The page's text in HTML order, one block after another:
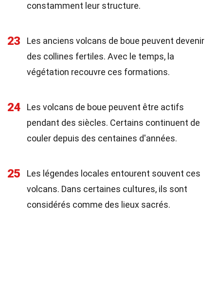
constamment leur structure.
23
Les anciens volcans de boue peuvent devenir
des collines fertiles. Avec le temps, la
végétation recouvre ces formations.
24
Les volcans de boue peuvent être actifs
pendant des siècles. Certains continuent de
couler depuis des centaines d'années.
25
Les légendes locales entourent souvent ces
volcans. Dans certaines cultures, ils sont
considérés comme des lieux sacrés.